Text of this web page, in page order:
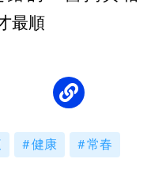
最順
健康 常春